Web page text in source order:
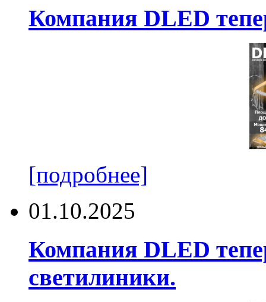
Компания DLED
[подробнее]
01.10.2025
Компания DLED
светилиники.